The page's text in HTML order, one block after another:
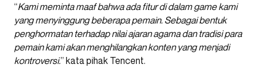
“Kami meminta maaf bahwa ada fitur di dalam game kami
yang menyinggung beberapa pemain. Sebagai bentuk
penghormatan terhadap nilai ajaran agama dan tradisi para
pemain kami akan menghilangkan konten yang menjadi
kontroversi.” kata pihak Tencent.